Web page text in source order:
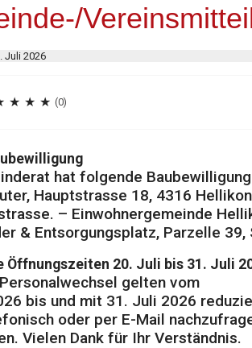
Juli 2026
(0)
hat folgende
Hauptstrasse 18, 4316
– Einwohnergemeinde
& Entsorgungsplatz, Parzelle 39,
Öffnungszeiten 20. Juli bis 31. Juli
gelten vom
bis und mit 31. Juli 2026
oder per E-Mail
Vielen Dank für Ihr Verständnis.